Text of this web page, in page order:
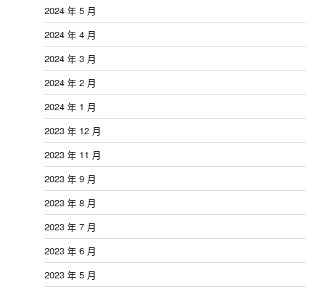
2024 年 5 月
2024 年 4 月
2024 年 3 月
2024 年 2 月
2024 年 1 月
2023 年 12 月
2023 年 11 月
2023 年 9 月
2023 年 8 月
2023 年 7 月
2023 年 6 月
2023 年 5 月